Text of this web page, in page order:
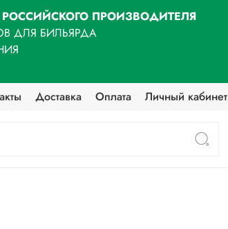
ПРОИЗВОДИТЕЛЯ
ДЛЯ БИЛЬЯРДА
Доставка Оплата Личный кабинет